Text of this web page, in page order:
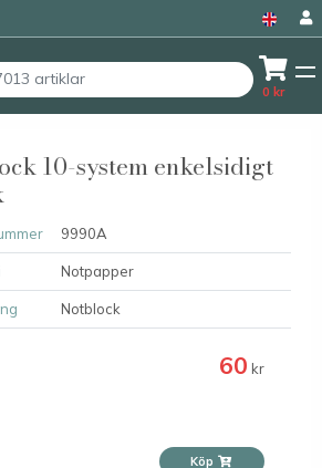
0 kr
10-system enkelsidigt
9990A
Notpapper
Notblock
60 kr
Köp